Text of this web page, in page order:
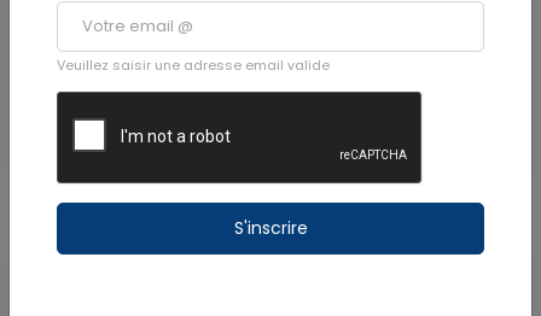
APPARTEMENT BLEU OCEAN
13 route de la Plage - 97190 Le Gosier
Voir la fiche
Veuillez saisir une adresse email valide
S'inscrire